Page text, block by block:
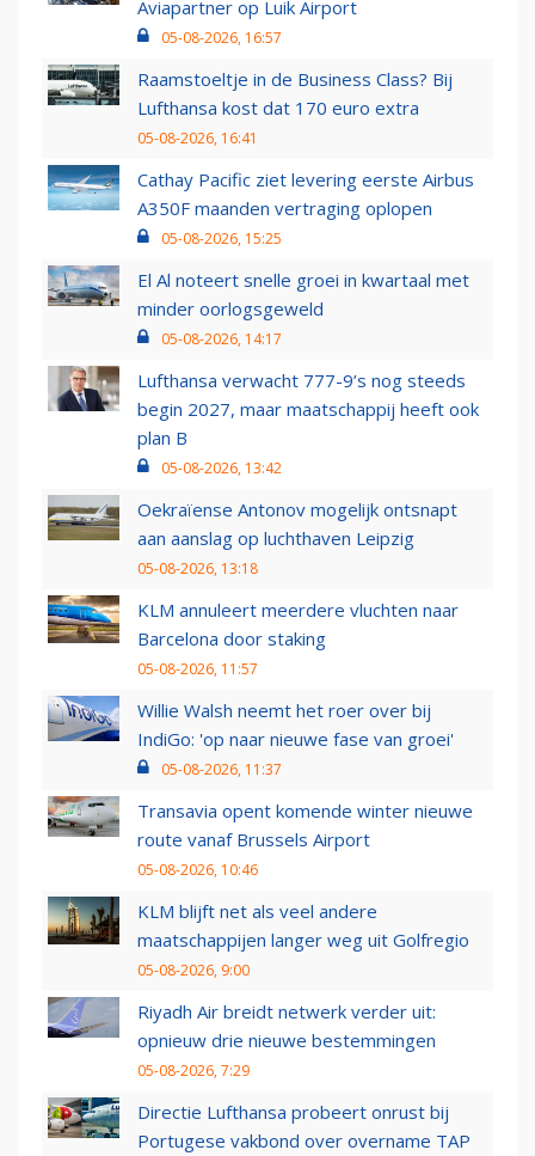
Aviapartner op Luik Airport
05-08-2026, 16:57
Raamstoeltje in de Business Class? Bij
Lufthansa kost dat 170 euro extra
05-08-2026, 16:41
Cathay Pacific ziet levering eerste Airbus
A350F maanden vertraging oplopen
05-08-2026, 15:25
El Al noteert snelle groei in kwartaal met
minder oorlogsgeweld
05-08-2026, 14:17
Lufthansa verwacht 777-9’s nog steeds
begin 2027, maar maatschappij heeft ook
plan B
05-08-2026, 13:42
Oekraïense Antonov mogelijk ontsnapt
aan aanslag op luchthaven Leipzig
05-08-2026, 13:18
KLM annuleert meerdere vluchten naar
Barcelona door staking
05-08-2026, 11:57
Willie Walsh neemt het roer over bij
IndiGo: 'op naar nieuwe fase van groei'
05-08-2026, 11:37
Transavia opent komende winter nieuwe
route vanaf Brussels Airport
05-08-2026, 10:46
KLM blijft net als veel andere
maatschappijen langer weg uit Golfregio
05-08-2026, 9:00
Riyadh Air breidt netwerk verder uit:
opnieuw drie nieuwe bestemmingen
05-08-2026, 7:29
Directie Lufthansa probeert onrust bij
Portugese vakbond over overname TAP